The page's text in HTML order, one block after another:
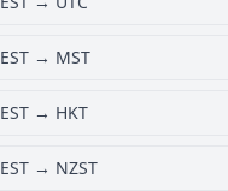
EST → MST
EST → HKT
EST → NZST